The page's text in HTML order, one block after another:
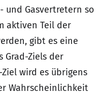
und Gasvertretern so
aktiven Teil der
gibt es eine
Grad-Ziels der
Ziel wird es übrigens
Wahrscheinlichkeit